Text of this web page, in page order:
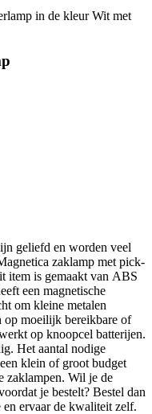
geliefd en worden veel
zaklamp met pick-
item is gemaakt van ABS
een magnetische
om kleine metalen
op moeilijk bereikbare of
op knoopcel batterijen.
Het aantal nodige
klein of groot budget
zaklampen. Wil je de
je bestelt? Bestel dan
en ervaar de kwaliteit zelf.